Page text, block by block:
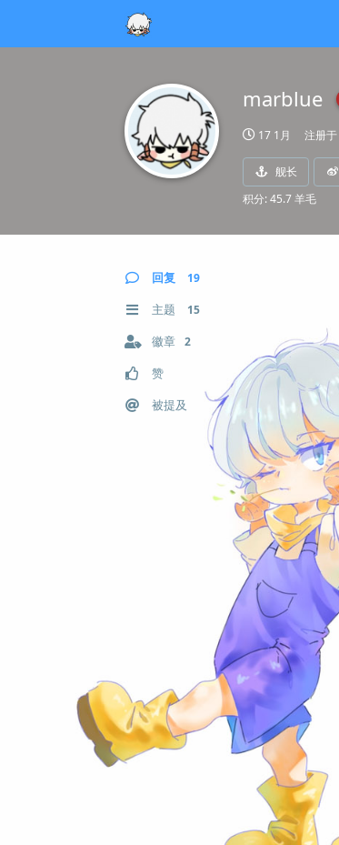
marblue
17 1月 注册于
舰长
积分: 45.7 羊毛
回复 19
主题 15
徽章 2
赞
被提及